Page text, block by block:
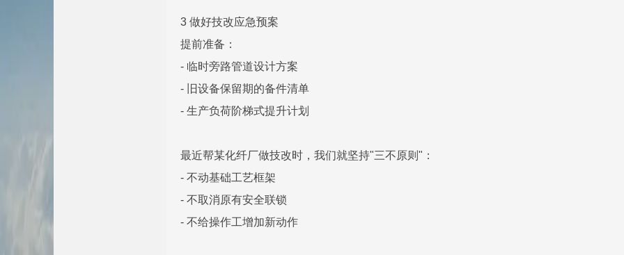
3 做好技改应急预案
提前准备：
- 临时旁路管道设计方案
- 旧设备保留期的备件清单
- 生产负荷阶梯式提升计划
最近帮某化纤厂做技改时，我们就坚持"三不原则"：
- 不动基础工艺框架
- 不取消原有安全联锁
- 不给操作工增加新动作